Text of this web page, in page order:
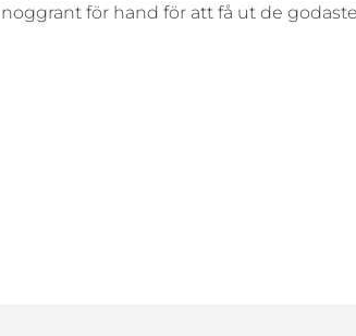
för hand för att få ut de